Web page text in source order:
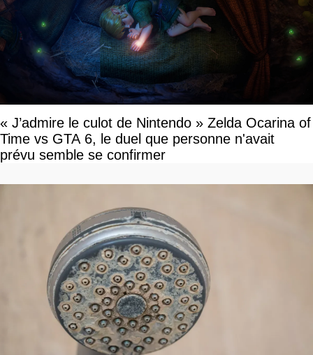
« J’admire le culot de Nintendo » Zelda Ocarina of
Time vs GTA 6, le duel que personne n'avait
prévu semble se confirmer